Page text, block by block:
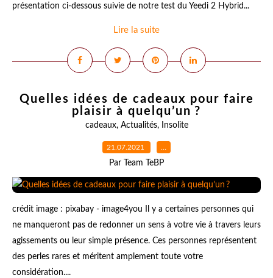
présentation ci-dessous suivie de notre test du Yeedi 2 Hybrid...
Lire la suite
Quelles idées de cadeaux pour faire
plaisir à quelqu’un ?
cadeaux, Actualités, Insolite
21.07.2021 …
Par Team TeBP
crédit image : pixabay - image4you Il y a certaines personnes qui
ne manqueront pas de redonner un sens à votre vie à travers leurs
agissements ou leur simple présence. Ces personnes représentent
des perles rares et méritent amplement toute votre
considération....